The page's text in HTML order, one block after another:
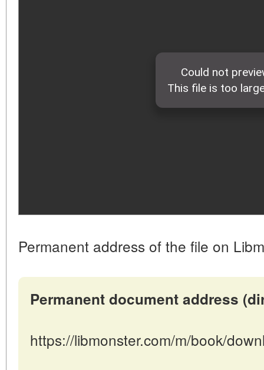
Permanent address of the file on
Permanent document address
https://libmonster.com/m/book/